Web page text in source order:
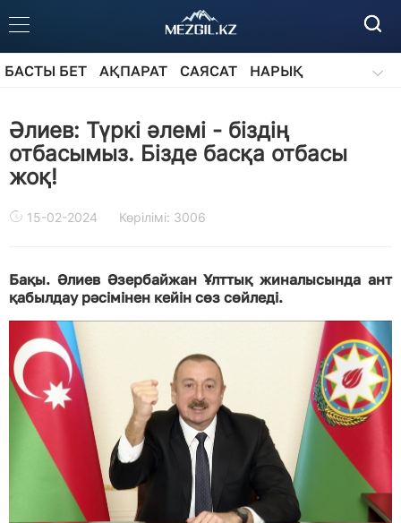
БАСТЫ БЕТ АҚПАРАТ САЯСАТ
НАРЫҚ
Әлиев: Түркі әлемі - біздің
отбасымыз. Бізде басқа отбасы
жоқ!
15-02-2024 Көрілімі: 3006
Бақы. Әлиев Әзербайжан Ұлттық жиналысында ант
қабылдау рәсімінен кейін сөз сөйледі.